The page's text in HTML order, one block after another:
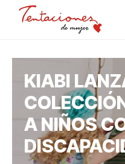
KIABI
A NIÑOS